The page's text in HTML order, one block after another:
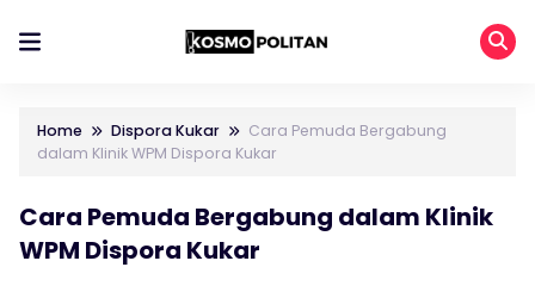
Home Dispora Kukar
Cara Pemuda Bergabung
dalam Klinik WPM Dispora Kukar
Cara Pemuda Bergabung dalam Klinik
WPM Dispora Kukar